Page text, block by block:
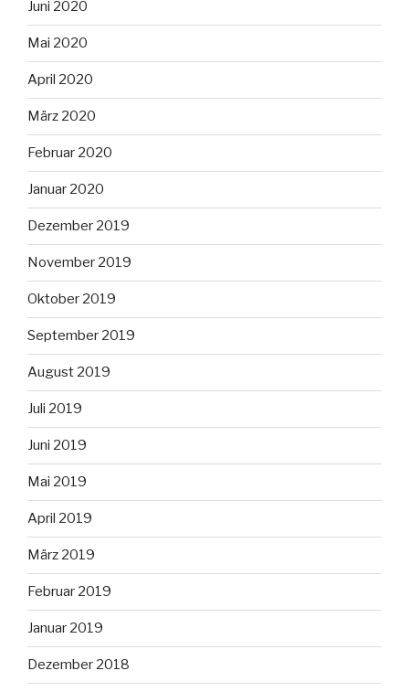
Juni 2020
Mai 2020
April 2020
März 2020
Februar 2020
Januar 2020
Dezember 2019
November 2019
Oktober 2019
September 2019
August 2019
Juli 2019
Juni 2019
Mai 2019
April 2019
März 2019
Februar 2019
Januar 2019
Dezember 2018